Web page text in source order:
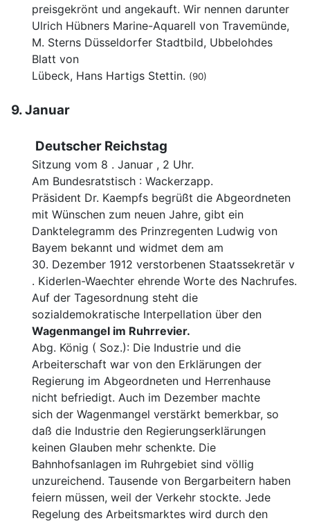
preisgekrönt und angekauft. Wir nennen darunter
Ulrich Hübners Marine-Aquarell von Travemünde,
M. Sterns Düsseldorfer Stadtbild, Ubbelohdes
Blatt von
Lübeck, Hans Hartigs Stettin. (90)
9. Januar
Deutscher Reichstag
Sitzung vom 8 . Januar , 2 Uhr.
Am Bundesratstisch : Wackerzapp.
Präsident Dr. Kaempfs begrüßt die Abgeordneten
mit Wünschen zum neuen Jahre, gibt ein
Danktelegramm des Prinzregenten Ludwig von
Bayem bekannt und widmet dem am
30. Dezember 1912 verstorbenen Staatssekretär v
. Kiderlen-Waechter ehrende Worte des Nachrufes.
Auf der Tagesordnung steht die
sozialdemokratische Interpellation über den
Wagenmangel im Ruhrrevier.
Abg. König ( Soz.): Die Industrie und die
Arbeiterschaft war von den Erklärungen der
Regierung im Abgeordneten und Herrenhause
nicht befriedigt. Auch im Dezember machte
sich der Wagenmangel verstärkt bemerkbar, so
daß die Industrie den Regierungserklärungen
keinen Glauben mehr schenkte. Die
Bahnhofsanlagen im Ruhrgebiet sind völlig
unzureichend. Tausende von Bergarbeitern haben
feiern müssen, weil der Verkehr stockte. Jede
Regelung des Arbeitsmarktes wird durch den